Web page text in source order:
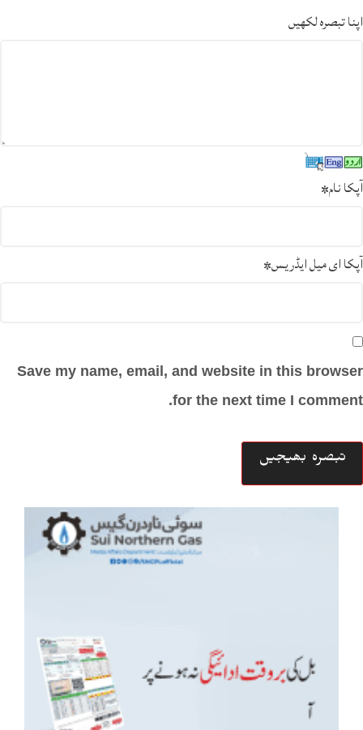
اپنا تبصرہ لکھیں
آپکا نام*
آپکا ای میل ایڈریس*
Save my name, email, and website in this browser
for the next time I comment.